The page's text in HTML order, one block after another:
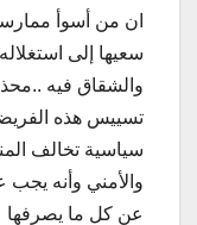
ان من أسوأ
سعيها إلى
والشقاق فيه
تسييس هذه
سياسية تخالف
والأمني وأنه
عن كل ما يصرفها